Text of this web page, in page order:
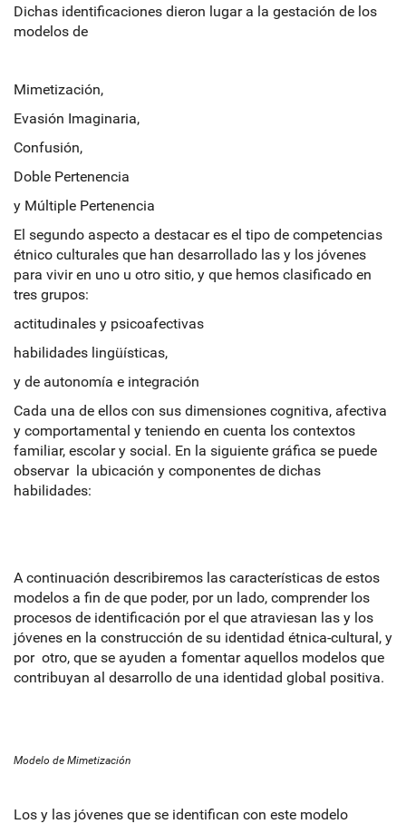
Dichas identificaciones dieron lugar a la gestación de los
modelos de
Mimetización,
Evasión Imaginaria,
Confusión,
Doble Pertenencia
y Múltiple Pertenencia
El segundo aspecto a destacar es el tipo de competencias
étnico culturales que han desarrollado las y los jóvenes
para vivir en uno u otro sitio, y que hemos clasificado en
tres grupos:
actitudinales y psicoafectivas
habilidades lingüísticas,
y de autonomía e integración
Cada una de ellos con sus dimensiones cognitiva, afectiva
y comportamental y teniendo en cuenta los contextos
familiar, escolar y social. En la siguiente gráfica se puede
observar la ubicación y componentes de dichas
habilidades:
A continuación describiremos las características de estos
modelos a fin de que poder, por un lado, comprender los
procesos de identificación por el que atraviesan las y los
jóvenes en la construcción de su identidad étnica-cultural, y
por otro, que se ayuden a fomentar aquellos modelos que
contribuyan al desarrollo de una identidad global positiva.
Modelo de Mimetización
Los y las jóvenes que se identifican con este modelo